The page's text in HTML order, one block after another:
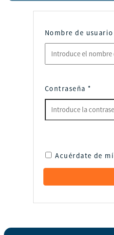
Nombre de usuario
Contraseña *
Acuérdate de mí